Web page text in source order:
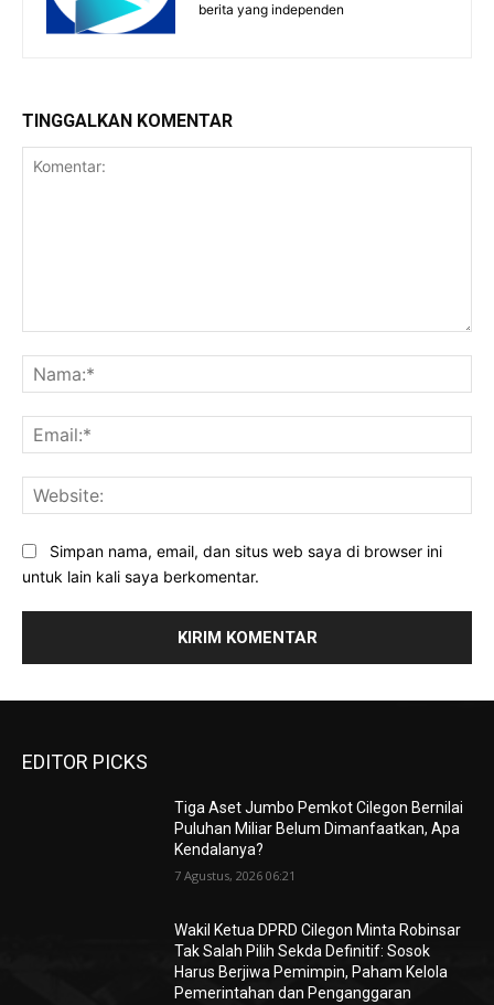
berita yang independen
TINGGALKAN KOMENTAR
Simpan nama, email, dan situs web saya di browser ini
untuk lain kali saya berkomentar.
EDITOR PICKS
Tiga Aset Jumbo Pemkot Cilegon Bernilai
Puluhan Miliar Belum Dimanfaatkan, Apa
Kendalanya?
7 Agustus, 2026 06:21
Wakil Ketua DPRD Cilegon Minta Robinsar
Tak Salah Pilih Sekda Definitif: Sosok
Harus Berjiwa Pemimpin, Paham Kelola
Pemerintahan dan Penganggaran